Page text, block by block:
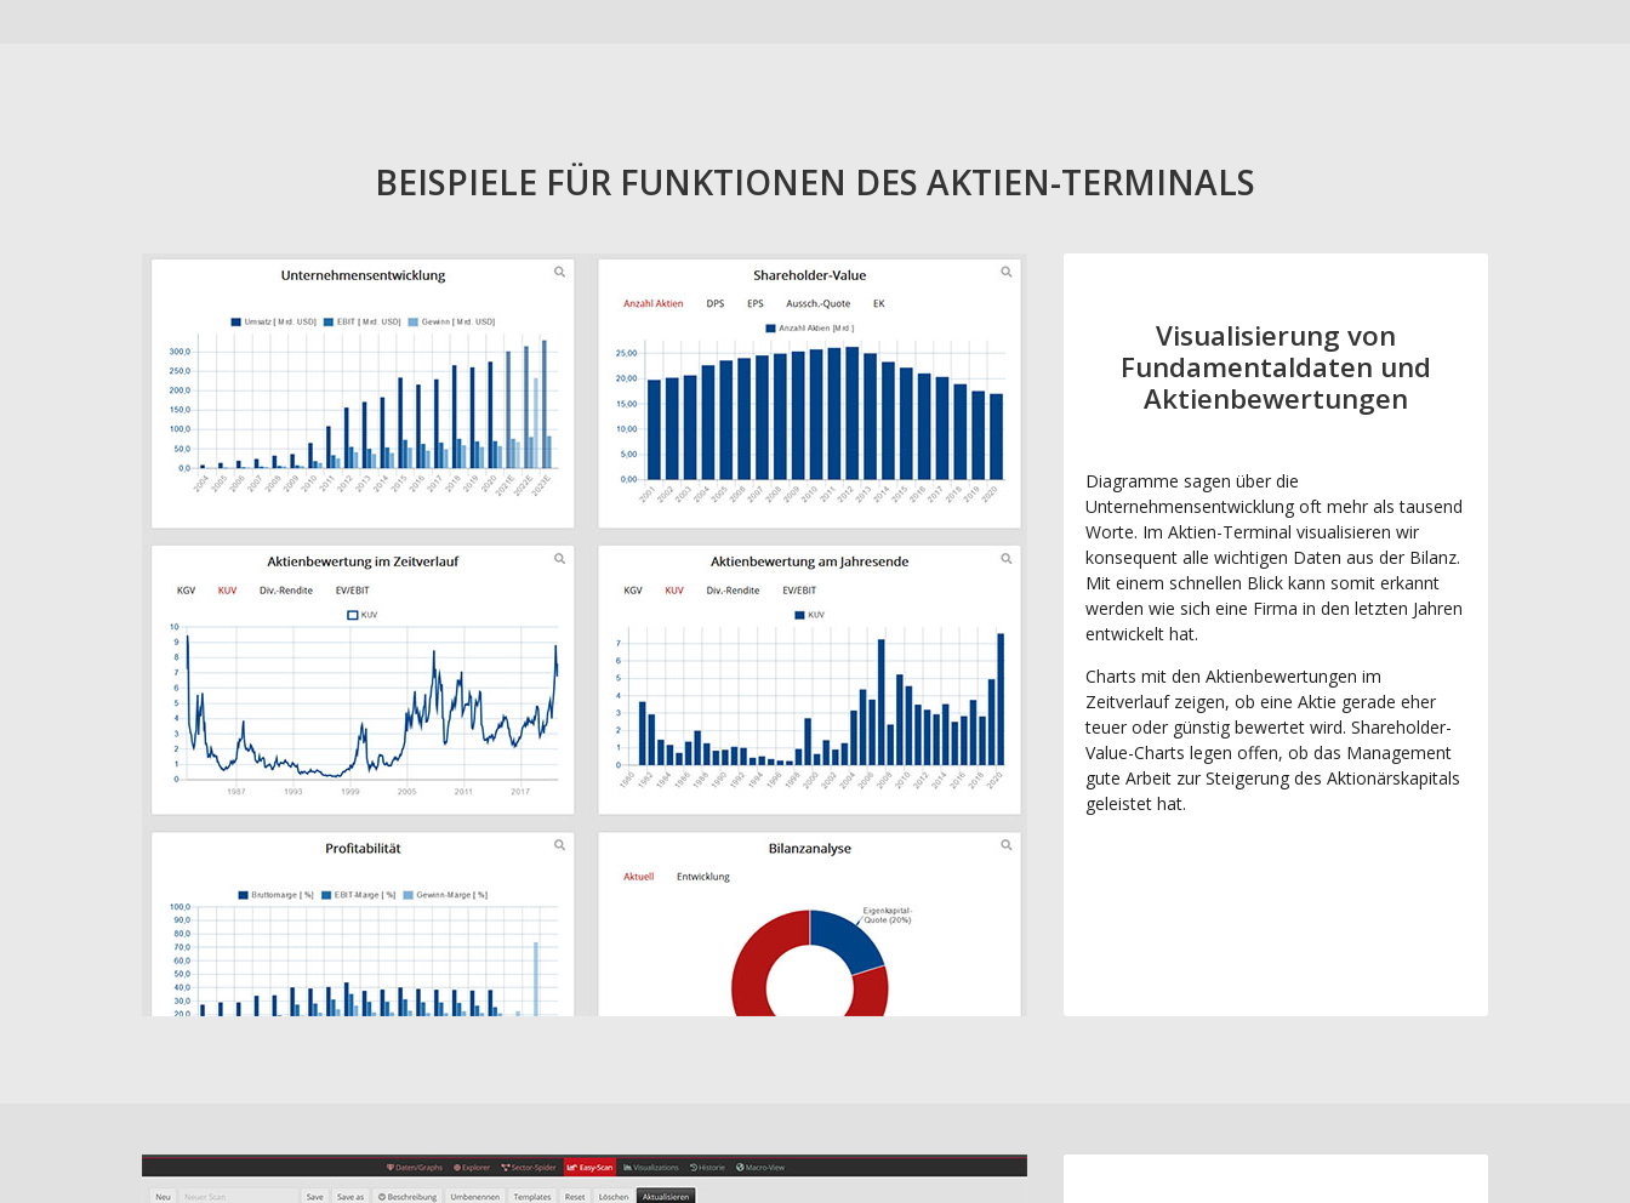
BEISPIELE FÜR FUNKTIONEN DES AKTIEN-TERMINALS
Visualisierung von
Fundamentaldaten und
Aktienbewertungen
Diagramme sagen über die
Unternehmensentwicklung oft mehr als tausend
Worte. Im Aktien-Terminal visualisieren wir
konsequent alle wichtigen Daten aus der Bilanz.
Mit einem schnellen Blick kann somit erkannt
werden wie sich eine Firma in den letzten Jahren
entwickelt hat.
Charts mit den Aktienbewertungen im
Zeitverlauf zeigen, ob eine Aktie gerade eher
teuer oder günstig bewertet wird. Shareholder-
Value-Charts legen offen, ob das Management
gute Arbeit zur Steigerung des Aktionärskapitals
geleistet hat.